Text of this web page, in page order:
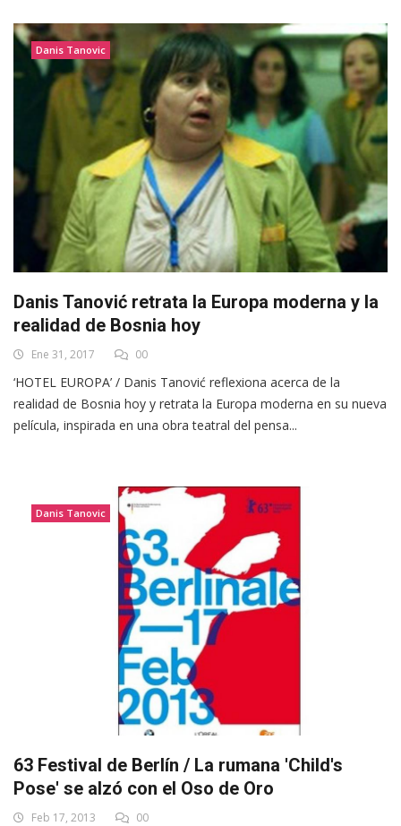
Danis Tanovic
Danis Tanović retrata la Europa moderna y la
realidad de Bosnia hoy
Ene 31, 2017 00
‘HOTEL EUROPA’ / Danis Tanović reflexiona acerca de la
realidad de Bosnia hoy y retrata la Europa moderna en su nueva
película, inspirada en una obra teatral del pensa...
Danis Tanovic
63 Festival de Berlín / La rumana 'Child's
Pose' se alzó con el Oso de Oro
Feb 17, 2013 00